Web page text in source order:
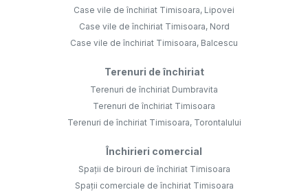
Case vile de închiriat Timisoara, Lipovei
Case vile de închiriat Timisoara, Nord
Case vile de închiriat Timisoara, Balcescu
Terenuri de închiriat
Terenuri de închiriat Dumbravita
Terenuri de închiriat Timisoara
Terenuri de închiriat Timisoara, Torontalului
Închirieri comercial
Spații de birouri de închiriat Timisoara
Spații comerciale de închiriat Timisoara